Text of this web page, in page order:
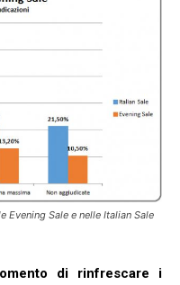
Sale e nelle Italian Sale
di rinfrescare i